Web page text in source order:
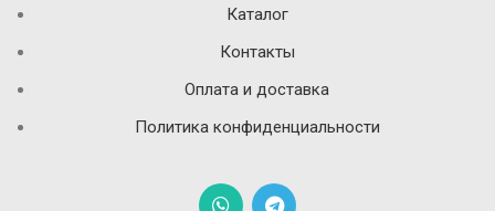
Каталог
Контакты
Оплата и доставка
Политика конфиденциальности